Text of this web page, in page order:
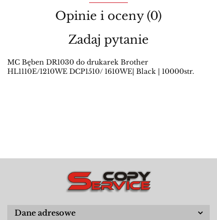
Opinie i oceny (0)
Zadaj pytanie
MC Bęben DR1030 do drukarek Brother
HL1110E/1210WE DCP1510/ 1610WE| Black | 10000str.
Dane adresowe